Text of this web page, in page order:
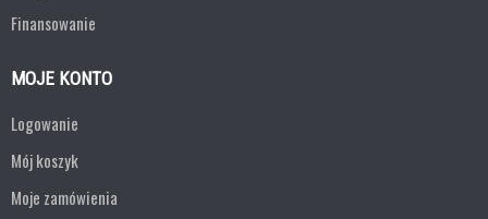
Finansowanie
MOJE KONTO
Logowanie
Mój koszyk
Moje zamówienia